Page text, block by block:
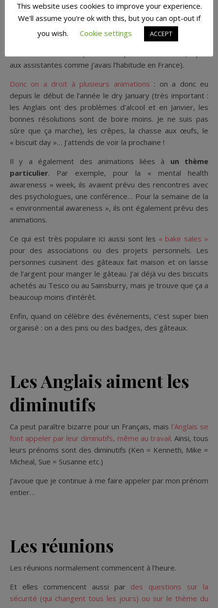
bureau
Les animations du bureau sont laissées aux personnes du
aux assistantes comme j’avais l’habitude en France).
Donc on a droit à plusieurs animations : on a donc eu
depuis le début de l’année le dry January (très important :
les Anglais ont des problèmes d’alcool et en Janvier, les
bonnes résolutions sont de boire moins. Je ne suis pas
sûre que ça marche), les crêpes, la chasse aux œufs, le
« biscuit day »… J’attends de voir la prochaine !
Il y a également des animations liées à un thème
particulier. Par exemple, pour la « mental health
awareness » week, ils avaient prévu des rencontres avec
des psychologues, une conférence… Pour la semaine de la
« environmental awareness », ils ont également prévu des
animations.
Ce qui est très populaire ici aussi sont les « bake sales »
pour des associations ou des projets personnels. Les
personnes cuisinent des gâteaux fait maison et on laisse
de l’argent pour manger le gâteau. J’ai déjà vu des biscuits
achetés au Tesco ou au Sainsburry, mais je trouve que ça a
beaucoup moins d’intérêt.
Enfin, quand on célèbre des événements, c’est super bien
organisé : on a des pins ou des badges, des gâteaux.
Les Anglais aiment les
diminutifs
Ca peut paraître bizarre pour un Français, mais l’Anglais se
font appeler par leur diminutifs, même au travail. Ainsi, tous
leurs prénoms sont des diminutifs (Ken = Kenneth, Mike =
Micheal, Sue = Susanne etc.)
J’avoue que je continue à me faire appeler par mon prénom
entier…
Les réunions
Les réunions normalement commencent à l’heure.
Et elles commencent aussi par des questions sur la
sécurité (qui changent tous les jours) ou sur le thème du
This website uses cookies to improve your experience.
We'll assume you're ok with this, but you can opt-out if
you wish.
Cookie settings ACCEPT